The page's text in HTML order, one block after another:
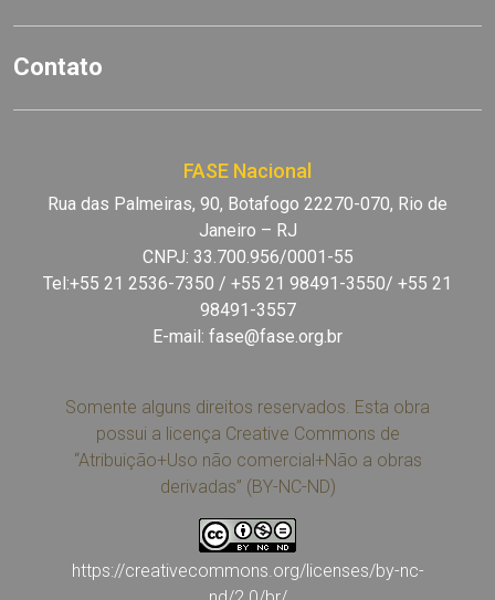
Contato
FASE Nacional
Rua das Palmeiras, 90, Botafogo 22270-070, Rio de
Janeiro – RJ
CNPJ: 33.700.956/0001-55
Tel:+55 21 2536-7350 / +55 21 98491-3550/ +55 21
98491-3557
E-mail: fase@fase.org.br
Somente alguns direitos reservados. Esta obra
possui a licença Creative Commons de
“Atribuição+Uso não comercial+Não a obras
derivadas” (BY-NC-ND)
https://creativecommons.org/licenses/by-nc-